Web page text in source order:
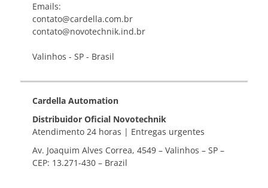
Emails:
contato@cardella.com.br
contato@novotechnik.ind.br
Valinhos - SP - Brasil
Cardella Automation
Distribuidor Oficial Novotechnik
Atendimento 24 horas | Entregas urgentes
Av. Joaquim Alves Correa, 4549 – Valinhos – SP –
CEP: 13.271-430 – Brazil